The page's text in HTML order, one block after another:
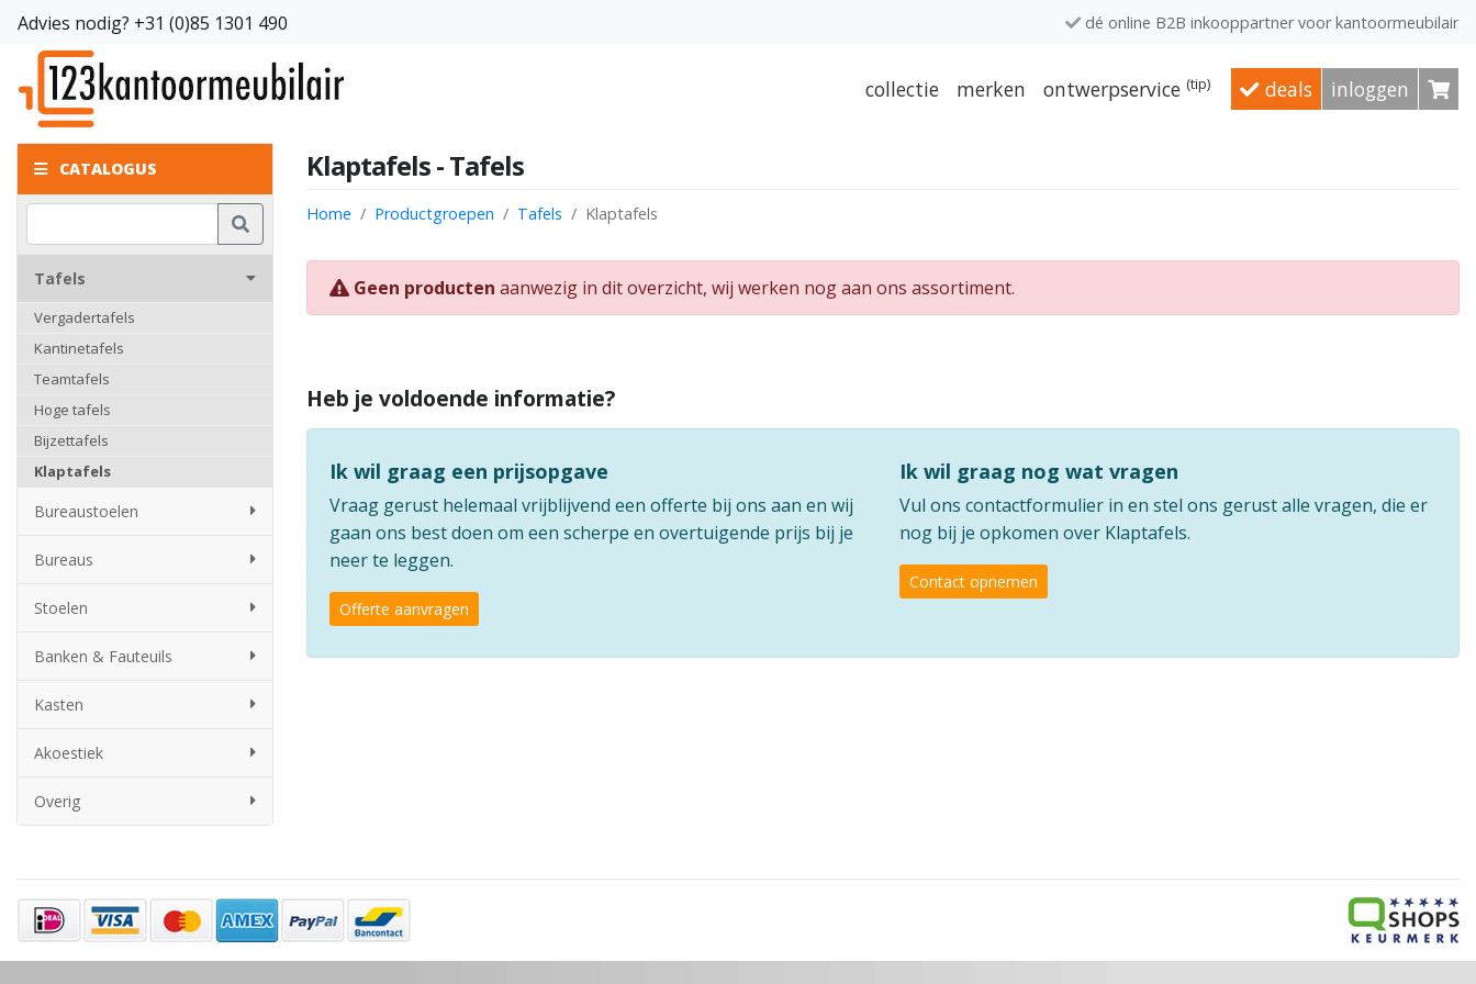
collectie merken ontwerpservice (tip) deals inloggen
Advies nodig? +31 (0)85 1301 490 dé online B2B inkooppartner voor kantoormeubilair
CATALOGUS
Tafels
Vergadertafels
Kantinetafels
Teamtafels
Hoge tafels
Bijzettafels
Klaptafels
Bureaustoelen
Bureaus
Stoelen
Banken & Fauteuils
Kasten
Akoestiek
Overig
Klaptafels - Tafels
Home Productgroepen Tafels Klaptafels
Geen producten aanwezig in dit overzicht, wij werken nog aan ons assortiment.
Heb je voldoende informatie?
Ik wil graag een prijsopgave
Vraag gerust helemaal vrijblijvend een offerte bij ons aan en wij
gaan ons best doen om een scherpe en overtuigende prijs bij je
neer te leggen.
Offerte aanvragen
Ik wil graag nog wat vragen
Vul ons contactformulier in en stel ons gerust alle vragen, die er
nog bij je opkomen over Klaptafels.
Contact opnemen